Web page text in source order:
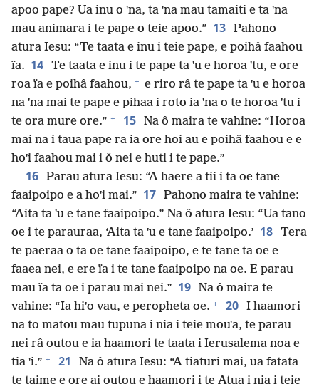
apoo pape? Ua inu o ˈna, ta ˈna mau tamaiti e ta ˈna
mau animara i te pape o teie apoo.” 13 Pahono
atura Iesu: “Te taata e inu i teie pape, e poihâ faahou
ïa. 14 Te taata e inu i te pape ta ˈu e horoa ˈtu, e ore
roa ïa e poihâ faahou, + e riro râ te pape ta ˈu e horoa
na ˈna mai te pape e pihaa i roto ia ˈna o te horoa ˈtu i
te ora mure ore.” + 15 Na ô maira te vahine: “Horoa
mai na i taua pape ra ia ore hoi au e poihâ faahou e e
hoˈi faahou mai i ǒ nei e huti i te pape.”
16 Parau atura Iesu: “A haere a tii i ta oe tane
faaipoipo e a hoˈi mai.” 17 Pahono maira te vahine:
“Aita ta ˈu e tane faaipoipo.” Na ô atura Iesu: “Ua tano
oe i te parauraa, ‘Aita ta ˈu e tane faaipoipo.’ 18 Tera
te paeraa o ta oe tane faaipoipo, e te tane ta oe e
faaea nei, e ere ïa i te tane faaipoipo na oe. E parau
mau ïa ta oe i parau mai nei.” 19 Na ô maira te
vahine: “Ia hiˈo vau, e peropheta oe. + 20 I haamori
na to matou mau tupuna i nia i teie mouˈa, te parau
nei râ outou e ia haamori te taata i Ierusalema noa e
tia ˈi.” + 21
Na ô atura Iesu: “A tiaturi mai, ua fatata
te taime e ore ai outou e haamori i te Atua i nia i teie